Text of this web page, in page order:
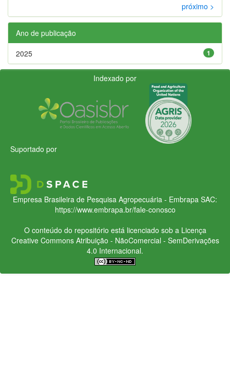
próximo >
Ano de publicação
1
2025
Indexado por
Suportado por
Empresa Brasileira de Pesquisa Agropecuária - Embrapa SAC:
https://www.embrapa.br/fale-conosco
O conteúdo do repositório está licenciado sob a Licença
Creative CommonsAtribuição - NãoComercial - SemDerivações
4.0 Internacional.